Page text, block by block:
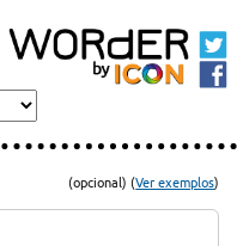
(opcional) (Ver exemplos)